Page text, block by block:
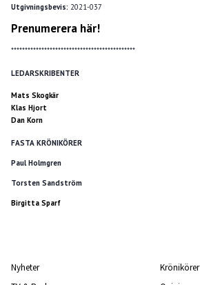
Utgivningsbevis: 2021-037
Prenumerera här!
*********************************************
LEDARSKRIBENTER
Mats Skogkär
Klas Hjort
Dan Korn
FASTA KRÖNIKÖRER
Paul Holmgren
Torsten Sandström
Birgitta Sparf
Nyheter
Krönikörer